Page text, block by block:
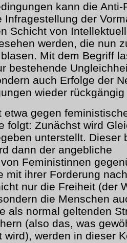
kann die Anti-
Infragestellung der
Schicht von
werden, die nun
Mit dem Begriff
bestehende
auch Erfolge der
wieder
etwa gegen
folgt: Zunächst wird
unterstellt. Dieser
dann der angebliche
Feministinnen
mit ihrer Forderung nach
nur die Freiheit (der
die Menschen
als normal geltenden
(also das, was
wird), werden in dieser